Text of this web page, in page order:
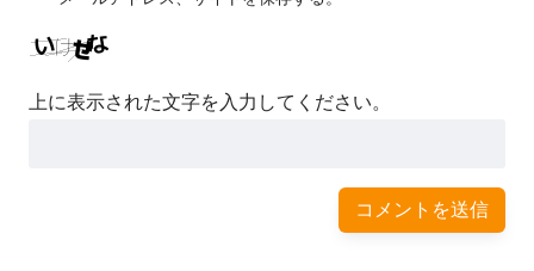
上に表示された文字を入力してください。